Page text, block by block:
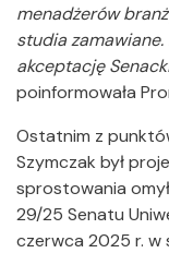
menadżerów
studia zamawiane.
akceptację
poinformowała
Ostatnim z
Szymczak był
sprostowania
29/25 Senatu
czerwca 2025 r.